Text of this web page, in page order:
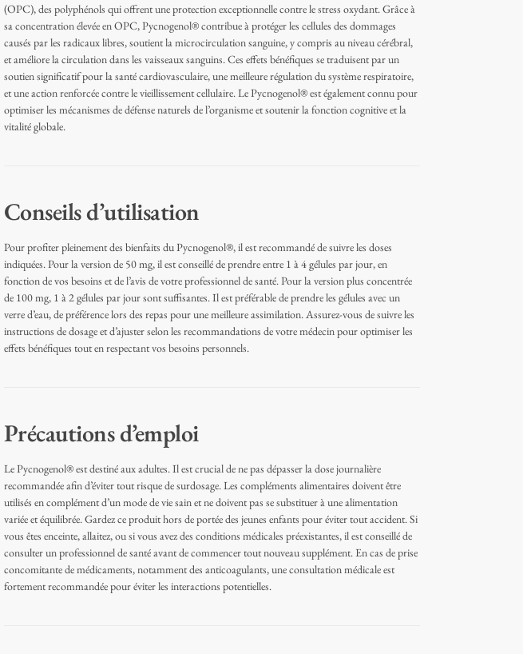
(OPC), des polyphénols qui offrent une protection exceptionnelle contre le stress oxydant. Grâce à
sa concentration élevée en OPC, Pycnogenol® contribue à protéger les cellules des dommages
causés par les radicaux libres, soutient la microcirculation sanguine, y compris au niveau cérébral,
et améliore la circulation dans les vaisseaux sanguins. Ces effets bénéfiques se traduisent par un
soutien significatif pour la santé cardiovasculaire, une meilleure régulation du système respiratoire,
et une action renforcée contre le vieillissement cellulaire. Le Pycnogenol® est également connu pour
optimiser les mécanismes de défense naturels de l’organisme et soutenir la fonction cognitive et la
vitalité globale.
Conseils d’utilisation
Pour profiter pleinement des bienfaits du Pycnogenol®, il est recommandé de suivre les doses
indiquées. Pour la version de 50 mg, il est conseillé de prendre entre 1 à 4 gélules par jour, en
fonction de vos besoins et de l’avis de votre professionnel de santé. Pour la version plus concentrée
de 100 mg, 1 à 2 gélules par jour sont suffisantes. Il est préférable de prendre les gélules avec un
verre d’eau, de préférence lors des repas pour une meilleure assimilation. Assurez-vous de suivre les
instructions de dosage et d’ajuster selon les recommandations de votre médecin pour optimiser les
effets bénéfiques tout en respectant vos besoins personnels.
Précautions d’emploi
Le Pycnogenol® est destiné aux adultes. Il est crucial de ne pas dépasser la dose journalière
recommandée afin d’éviter tout risque de surdosage. Les compléments alimentaires doivent être
utilisés en complément d’un mode de vie sain et ne doivent pas se substituer à une alimentation
variée et équilibrée. Gardez ce produit hors de portée des jeunes enfants pour éviter tout accident. Si
vous êtes enceinte, allaitez, ou si vous avez des conditions médicales préexistantes, il est conseillé de
consulter un professionnel de santé avant de commencer tout nouveau supplément. En cas de prise
concomitante de médicaments, notamment des anticoagulants, une consultation médicale est
fortement recommandée pour éviter les interactions potentielles.